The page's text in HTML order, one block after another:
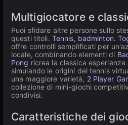
Multigiocatore e
Puoi sfidare altre persone sullo
questi titoli. Tennis, badminton.
offre controlli semplificati per
locale, combinando elementi di
Pong ricrea la classica
simulando le origini del tennis
una maggiore varietà, 2 Player
collezione di mini-giochi
condivisi.
Caratteristiche dei